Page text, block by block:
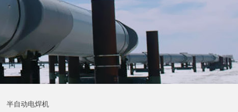
半自动电焊机